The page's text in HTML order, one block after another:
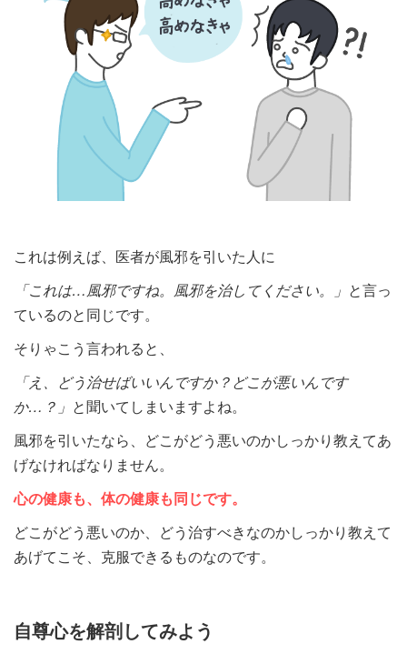
これは例えば、医者が風邪を引いた人に
「これは…風邪ですね。風邪を治してください。」 と言っ
ているのと同じです。
そりゃこう言われると、
「え、どう治せばいいんですか？どこが悪いんです
か…？」 と聞いてしまいますよね。
風邪を引いたなら、どこがどう悪いのかしっかり教えてあ
げなければなりません。
心の健康も、体の健康も同じです。
どこがどう悪いのか、どう治すべきなのかしっかり教えて
あげてこそ、克服できるものなのです。
自尊心を解剖してみよう